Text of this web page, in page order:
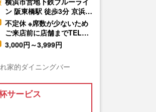
ン 阪東橋駅 徒歩3分 京浜…
不定休 ※席数が少ないため
ご来店前に店舗までTEL…
3,000円～3,999円
家的ダイニングバー
サービス